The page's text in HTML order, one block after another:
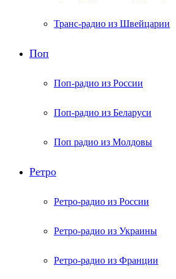
Транс-радио из Швейцарии
Поп
Поп-радио из России
Поп-радио из Беларуси
Поп радио из Молдовы
Ретро
Ретро-радио из России
Ретро-радио из Украины
Ретро-радио из Франции